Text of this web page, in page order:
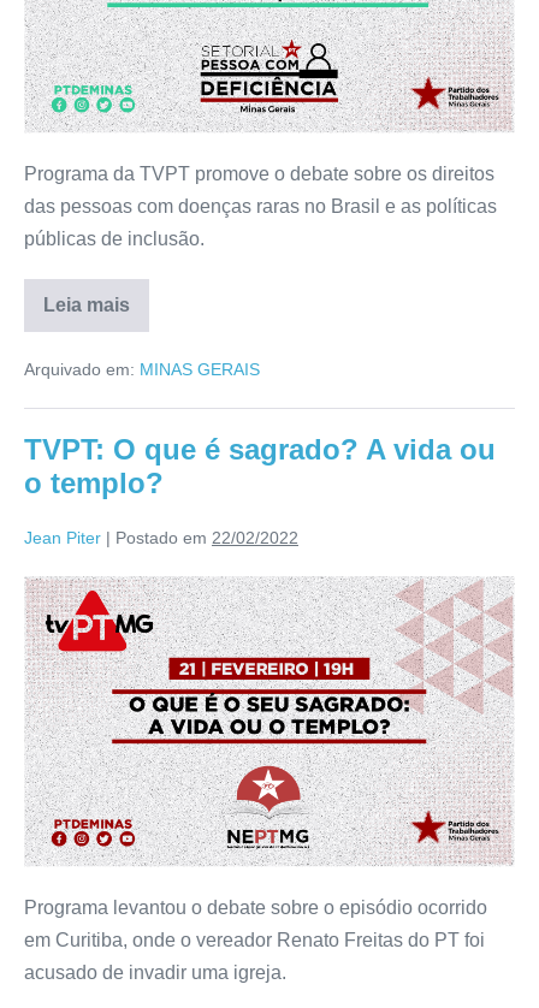
Programa da TVPT promove o debate sobre os direitos
das pessoas com doenças raras no Brasil e as políticas
públicas de inclusão.
Leia mais
Arquivado em: MINAS GERAIS
TVPT: O que é sagrado? A vida ou
o templo?
Jean Piter | Postado em 22/02/2022
Programa levantou o debate sobre o episódio ocorrido
em Curitiba, onde o vereador Renato Freitas do PT foi
acusado de invadir uma igreja.